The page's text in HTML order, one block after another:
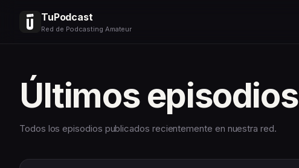
TuPodcast
Red de Podcasting Amateur
Últimos episodios
Todos los episodios publicados recientemente en nuestra red.